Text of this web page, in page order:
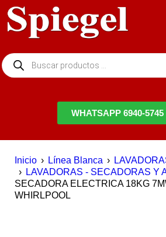
WHATSAPP 6940-5745
Inicio › Línea Blanca ›
› LAVADORAS - SECADORAS Y
SECADORA ELECTRICA 18KG
WHIRLPOOL